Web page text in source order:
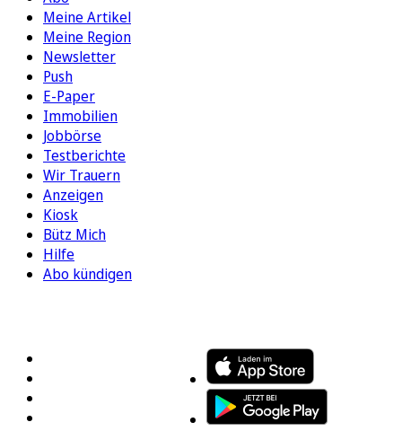
Meine Artikel
Meine Region
Newsletter
Push
E-Paper
Immobilien
Jobbörse
Testberichte
Wir Trauern
Anzeigen
Kiosk
Bütz Mich
Hilfe
Abo kündigen